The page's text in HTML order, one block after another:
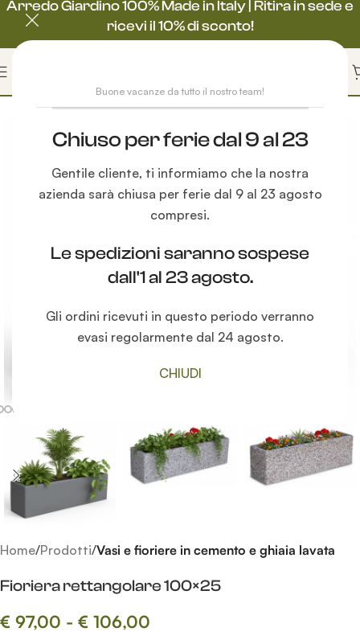
Buone vacanze da tutto il nostro team!
Chiuso per ferie dal 9 al 23
Gentile cliente, ti informiamo che la nostra
azienda sarà chiusa per ferie dal 9 al 23 agosto
compresi.
Le spedizioni saranno sospese
dall'1 al 23 agosto.
Gli ordini ricevuti in questo periodo verranno
evasi regolarmente dal 24 agosto.
CHIUDI
Arredo Giardino 100% Made in Italy | Ritira in sede e
ricevi il 10% di sconto!
-16%
Home Prodotti Vasi e fioriere in cemento e ghiaia lavata
Fioriera rettangolare 100×25
€ 97,00 - € 106,00